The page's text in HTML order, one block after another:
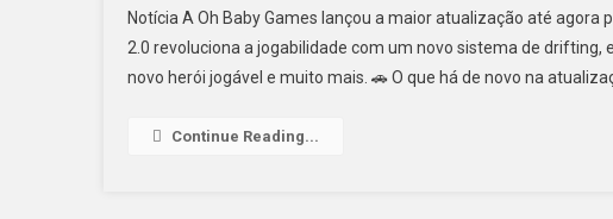
Notícia A Oh Baby Games lançou a maior atualização até agora
2.0 revoluciona a jogabilidade com um novo sistema de
novo herói jogável e muito mais. 🚗 O que há de novo na
Continue Reading...